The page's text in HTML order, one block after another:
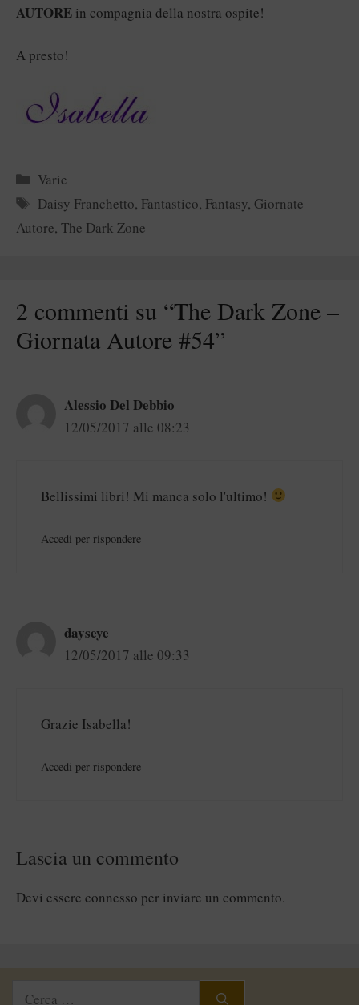
AUTORE in compagnia della nostra ospite!
A presto!
Categorie
Varie
Tag
Daisy Franchetto, Fantastico, Fantasy, Giornate
Autore, The Dark Zone
2 commenti su “The Dark Zone –
Giornata Autore #54”
Alessio Del Debbio
12/05/2017 alle 08:23
Bellissimi libri! Mi manca solo l'ultimo!
Accedi per rispondere
dayseye
12/05/2017 alle 09:33
Grazie Isabella!
Accedi per rispondere
Lascia un commento
Devi essere connesso per inviare un commento.
Ricerca